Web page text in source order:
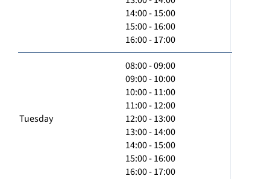
14:00 - 15:00
15:00 - 16:00
16:00 - 17:00
Tuesday
08:00 - 09:00
09:00 - 10:00
10:00 - 11:00
11:00 - 12:00
12:00 - 13:00
13:00 - 14:00
14:00 - 15:00
15:00 - 16:00
16:00 - 17:00